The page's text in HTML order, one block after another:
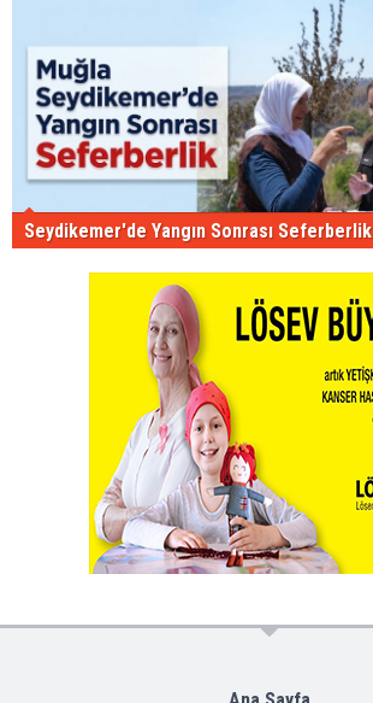
Seydikemer'de Yangın Sonrası Seferberlik